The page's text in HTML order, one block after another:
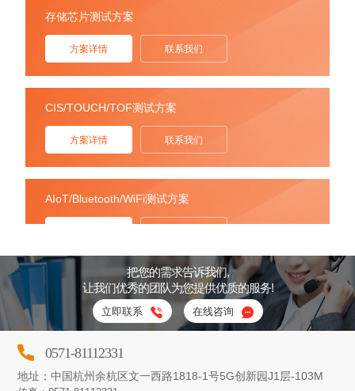
存储芯片测试方案
方案详情 联系我们
CIS/TOUCH/TOF测试方案
方案详情 联系我们
AIoT/Bluetooth/WiFi测试方案
LED Driver测试解决方案
方案详情 联系我们
教育培训方案
把您的需求告诉我们,
让我们优秀的团队为您提供优质的服务!
立即联系 在线咨询
0571-81112331
地址：中国杭州余杭区文一西路1818-1号5G创新园J1层-103M